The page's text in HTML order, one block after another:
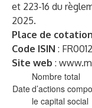
et 223-16 du
2025.
Place de cotation
Code ISIN :
Site web :
Date
Nombre total
d’actions
le capital social